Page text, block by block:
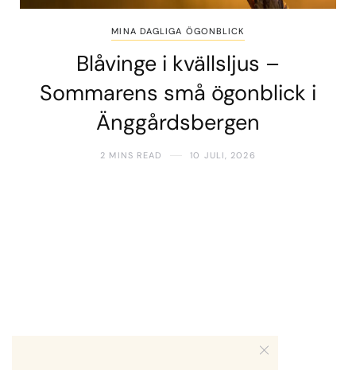
MINA DAGLIGA ÖGONBLICK
Blåvinge i kvällsljus –
Sommarens små ögonblick i
Änggårdsbergen
2 MINS READ 10 JULI, 2026